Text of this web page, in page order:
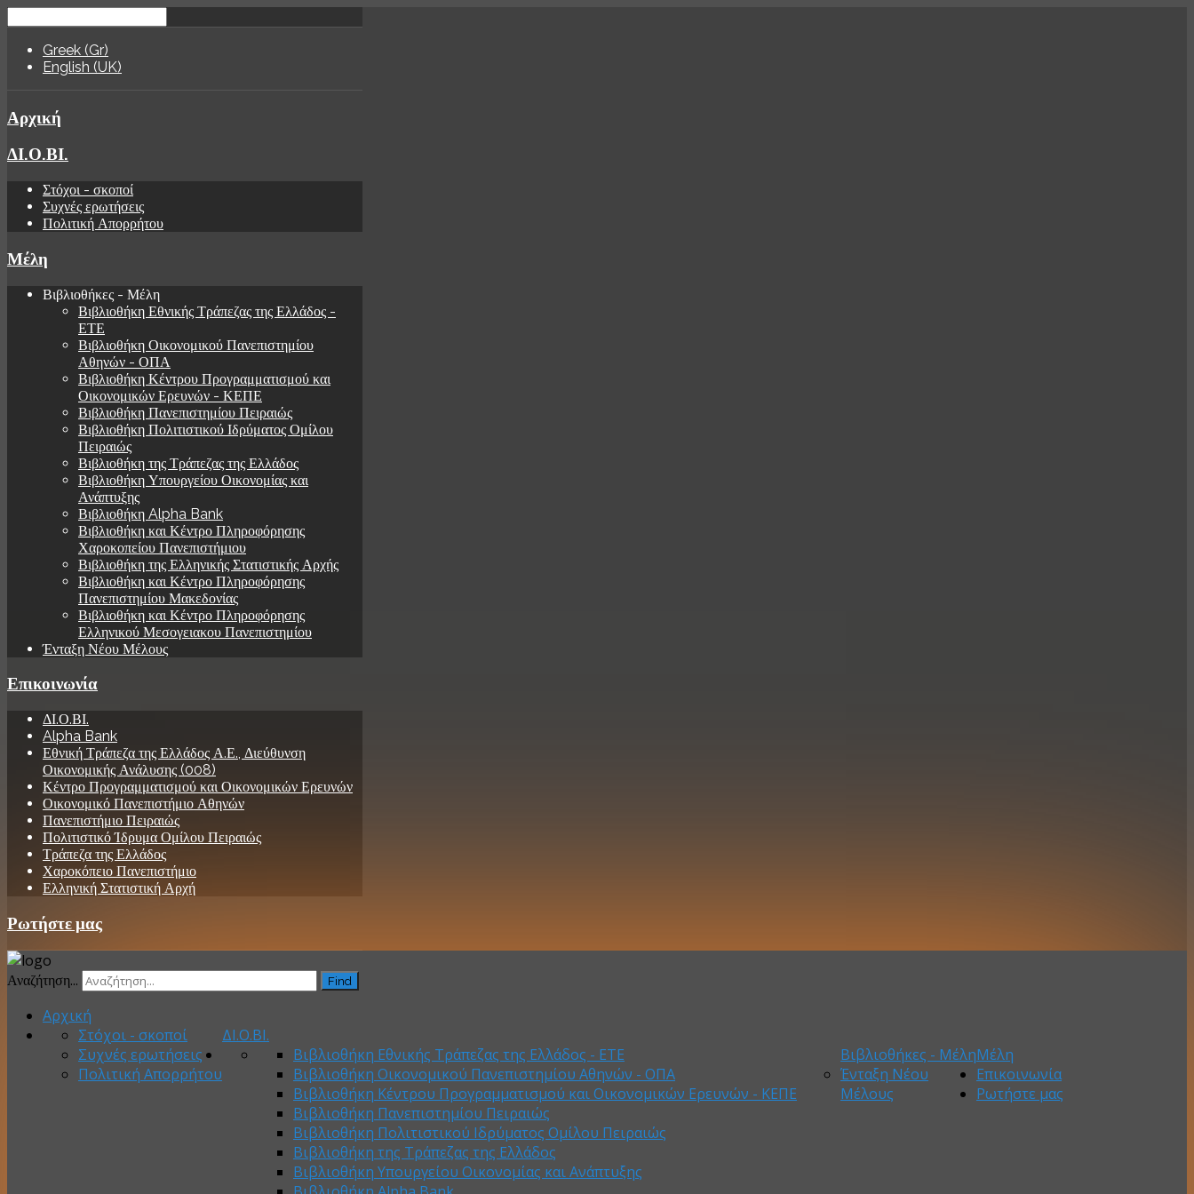
Greek (Gr)
English (UK)
Αρχική
ΔΙ.Ο.ΒΙ.
Στόχοι - σκοποί
Συχνές ερωτήσεις
Πολιτική Απορρήτου
Μέλη
Βιβλιοθήκες - Μέλη
Βιβλιοθήκη Εθνικής Τράπεζας της Ελλάδος -
ΕΤΕ
Βιβλιοθήκη Οικονομικού Πανεπιστημίου
Αθηνών - ΟΠΑ
Βιβλιοθήκη Κέντρου Προγραμματισμού και
Οικονομικών Ερευνών - ΚΕΠΕ
Βιβλιοθήκη Πανεπιστημίου Πειραιώς
Βιβλιοθήκη Πολιτιστικού Ιδρύματος Ομίλου
Πειραιώς
Βιβλιοθήκη της Τράπεζας της Ελλάδος
Βιβλιοθήκη Υπουργείου Οικονομίας και
Ανάπτυξης
Βιβλιοθήκη Alpha Bank
Βιβλιοθήκη και Κέντρο Πληροφόρησης
Χαροκοπείου Πανεπιστήμιου
Βιβλιοθήκη της Ελληνικής Στατιστικής Αρχής
Βιβλιοθήκη και Κέντρο Πληροφόρησης
Πανεπιστημίου Μακεδονίας
Βιβλιοθήκη και Κέντρο Πληροφόρησης
Ελληνικού Μεσογειακου Πανεπιστημίου
Ένταξη Νέου Μέλους
Επικοινωνία
ΔΙ.Ο.ΒΙ.
Alpha Bank
Εθνική Τράπεζα της Ελλάδος Α.Ε., Διεύθυνση
Οικονομικής Ανάλυσης (008)
Κέντρο Προγραμματισμού και Οικονομικών Ερευνών
Οικονομικό Πανεπιστήμιο Αθηνών
Πανεπιστήμιο Πειραιώς
Πολιτιστικό Ίδρυμα Ομίλου Πειραιώς
Τράπεζα της Ελλάδος
Χαροκόπειο Πανεπιστήμιο
Ελληνική Στατιστική Αρχή
Ρωτήστε μας
Αναζήτηση... Find
Αρχική
ΔΙ.Ο.ΒΙ.
Στόχοι - σκοποί
Συχνές ερωτήσεις
Πολιτική Απορρήτου
Μέλη
Βιβλιοθήκες - Μέλη
Βιβλιοθήκη Εθνικής Τράπεζας της Ελλάδος - ΕΤΕ
Βιβλιοθήκη Οικονομικού Πανεπιστημίου Αθηνών - ΟΠΑ
Βιβλιοθήκη Κέντρου Προγραμματισμού και Οικονομικών Ερευνών - ΚΕΠΕ
Βιβλιοθήκη Πανεπιστημίου Πειραιώς
Βιβλιοθήκη Πολιτιστικού Ιδρύματος Ομίλου Πειραιώς
Βιβλιοθήκη της Τράπεζας της Ελλάδος
Βιβλιοθήκη Υπουργείου Οικονομίας και Ανάπτυξης
Ένταξη Νέου
Μέλους
Επικοινωνία
Ρωτήστε μας